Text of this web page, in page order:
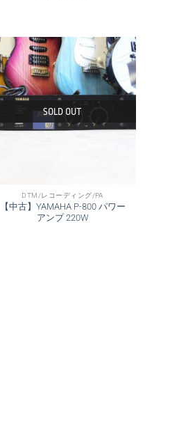
SOLD OUT
DTM/レコーディング/PA
【中古】YAMAHA P-800 パワー
アンプ 220W